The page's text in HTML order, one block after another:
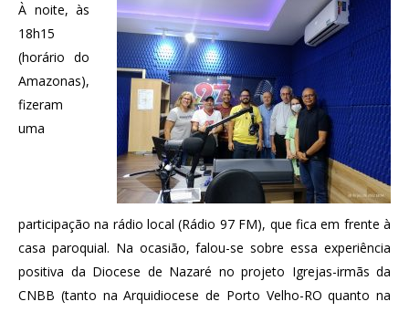
À noite, às
18h15
(horário do
Amazonas),
fizeram
uma
participação na rádio local (Rádio 97 FM), que fica em frente à
casa paroquial. Na ocasião, falou-se sobre essa experiência
positiva da Diocese de Nazaré no projeto Igrejas-irmãs da
CNBB (tanto na Arquidiocese de Porto Velho-RO quanto na